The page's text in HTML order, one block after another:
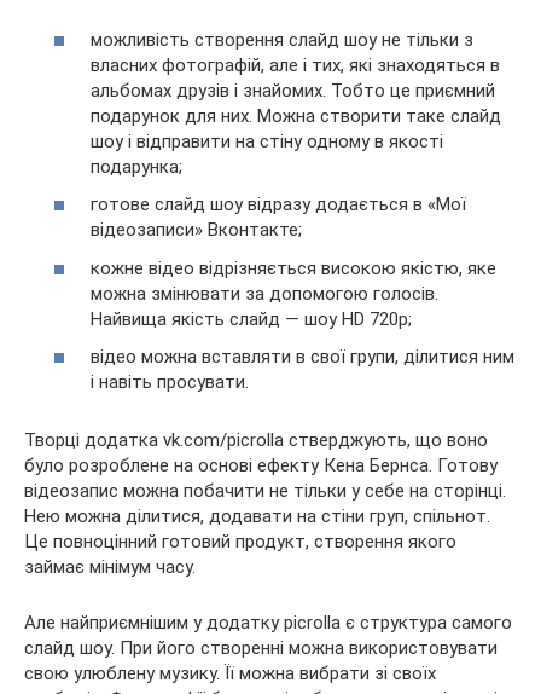
можливість створення слайд шоу не тільки з
власних фотографій, але і тих, які знаходяться в
альбомах друзів і знайомих. Тобто це приємний
подарунок для них. Можна створити таке слайд
шоу і відправити на стіну одному в якості
подарунка;
готове слайд шоу відразу додається в «Мої
відеозаписи» Вконтакте;
кожне відео відрізняється високою якістю, яке
можна змінювати за допомогою голосів.
Найвища якість слайд — шоу HD 720p;
відео можна вставляти в свої групи, ділитися ним
і навіть просувати.
Творці додатка vk.com/picrolla стверджують, що воно
було розроблене на основі ефекту Кена Бернса. Готову
відеозапис можна побачити не тільки у себе на сторінці.
Нею можна ділитися, додавати на стіни груп, спільнот.
Це повноцінний готовий продукт, створення якого
займає мінімум часу.
Але найприємнішим у додатку picrolla є структура самого
слайд шоу. При його створенні можна використовувати
свою улюблену музику. Її можна вибрати зі своїх